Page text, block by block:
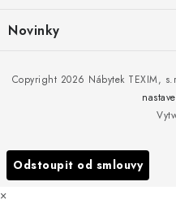
Kontakty
Doprava nábytku k Vám
Reklamace
Novinky
to!
Nakupujte zahradní nábytek i v
Podzimní očista a úklid
Copyright 2026 Nábytek TEXIM,
Odstoupit od smlouvy
×